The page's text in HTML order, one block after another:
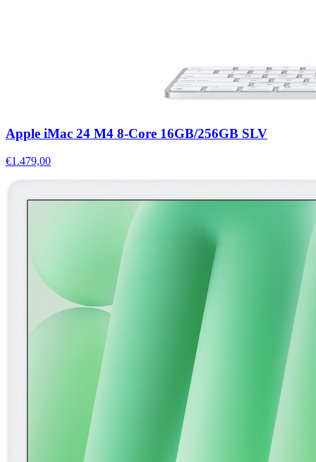
Apple iMac 24 M4 8-Core 16GB/256GB SLV
€1.479,00